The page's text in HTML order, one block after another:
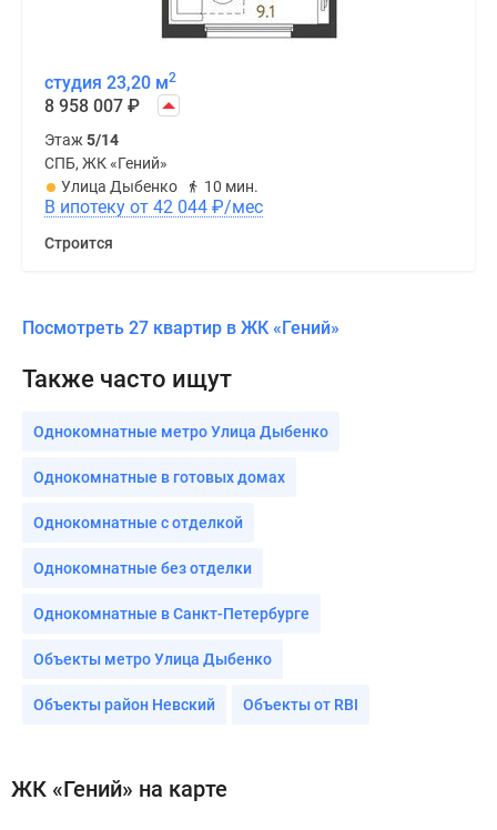
студия 23,20 м2
8 958 007 ₽
Этаж5/14
СПБ, ЖК «Гений»
Улица Дыбенко
10 мин.
В ипотеку от 42 044 ₽/мес
Строится
Посмотреть 27 квартир в ЖК «Гений»
Также часто ищут
Однокомнатные метро Улица Дыбенко
Однокомнатные в готовых домах
Однокомнатные с отделкой
Однокомнатные без отделки
Однокомнатные в Санкт-Петербурге
Объекты метро Улица Дыбенко
Объекты район Невский Объекты от RBI
ЖК «Гений» на карте